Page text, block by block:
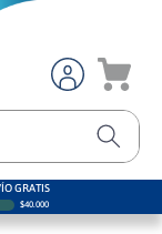
GRATIS
$40.000